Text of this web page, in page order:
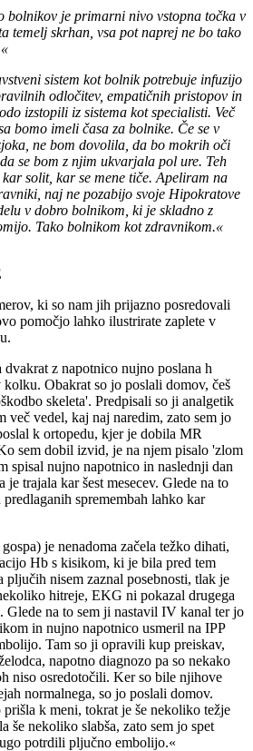
bolnikov je primarni nivo vstopna točka v
temelj skrhan, vsa pot naprej ne bo tako
sistem kot bolnik potrebuje infuzijo
odločitev, empatičnih pristopov in
izstopili iz sistema kot specialisti. Več
bomo imeli časa za bolnike. Če se v
ne bom dovolila, da bo mokrih oči
se bom z njim ukvarjala pol ure. Teh
solit, kar se mene tiče. Apeliram na
naj ne pozabijo svoje Hipokratove
v dobro bolnikom, ki je skladno z
Tako bolnikom kot zdravnikom.«
ki so nam jih prijazno posredovali
pomočjo lahko ilustrirate zaplete v
dvakrat z napotnico nujno poslana h
Obakrat so jo poslali domov, češ
skeleta'. Predpisali so ji analgetik
več vedel, kaj naj naredim, zato sem jo
k ortopedu, kjer je dobila MR
sem dobil izvid, je na njem pisalo 'zlom
spisal nujno napotnico in naslednji dan
trajala kar šest mesecev. Glede na to
spremembah lahko kar
je nenadoma začela težko dihati,
Hb s kisikom, ki je bila pred tem
pljučih nisem zaznal posebnosti, tlak je
hitreje, EKG ni pokazal drugega
na to sem ji nastavil IV kanal ter jo
in nujno napotnico usmeril na IPP
Tam so ji opravili kup preiskav,
napotno diagnozo pa so nekako
niso osredotočili. Ker so bile njihove
normalnega, so jo poslali domov.
k meni, tokrat je še nekoliko težje
še nekoliko slabša, zato sem jo spet
potrdili pljučno embolijo.«